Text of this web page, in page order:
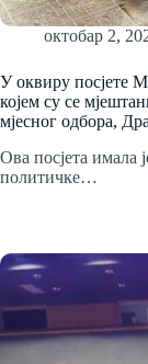
октобар 2,
У оквиру посjете
којем су се
мјесног одбора,
Ова посјета имала
политичке…